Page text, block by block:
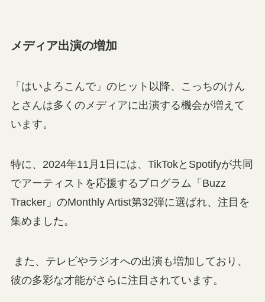
メディア出演の増加
「はいよろこんで」のヒット以降、こっちのけん
とさんは多くのメディアに出演する機会が増えて
います。
特に、2024年11月1日には、TikTokとSpotifyが共同
でアーティストを応援するプログラム「Buzz
Tracker」のMonthly Artist第32弾に選ばれ、注目を
集めました。
また、テレビやラジオへの出演も増加しており、
彼の多彩な才能がさらに注目されています。